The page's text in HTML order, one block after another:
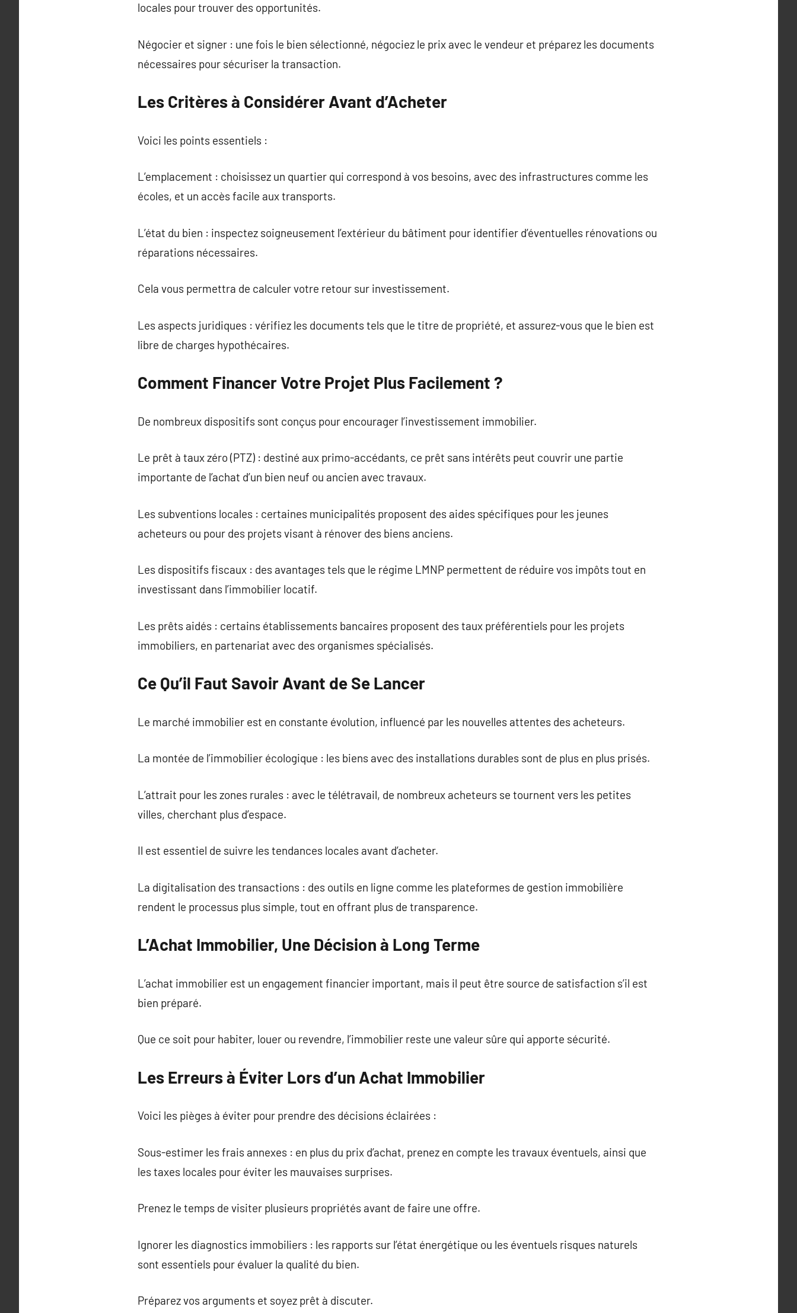
locales pour trouver des opportunités.
Négocier et signer : une fois le bien sélectionné, négociez le prix avec le vendeur et préparez les documents
nécessaires pour sécuriser la transaction.
Les Critères à Considérer Avant d’Acheter
Voici les points essentiels :
L’emplacement : choisissez un quartier qui correspond à vos besoins, avec des infrastructures comme les
écoles, et un accès facile aux transports.
L’état du bien : inspectez soigneusement l’extérieur du bâtiment pour identifier d’éventuelles rénovations ou
réparations nécessaires.
Cela vous permettra de calculer votre retour sur investissement.
Les aspects juridiques : vérifiez les documents tels que le titre de propriété, et assurez-vous que le bien est
libre de charges hypothécaires.
Comment Financer Votre Projet Plus Facilement ?
De nombreux dispositifs sont conçus pour encourager l’investissement immobilier.
Le prêt à taux zéro (PTZ) : destiné aux primo-accédants, ce prêt sans intérêts peut couvrir une partie
importante de l’achat d’un bien neuf ou ancien avec travaux.
Les subventions locales : certaines municipalités proposent des aides spécifiques pour les jeunes
acheteurs ou pour des projets visant à rénover des biens anciens.
Les dispositifs fiscaux : des avantages tels que le régime LMNP permettent de réduire vos impôts tout en
investissant dans l’immobilier locatif.
Les prêts aidés : certains établissements bancaires proposent des taux préférentiels pour les projets
immobiliers, en partenariat avec des organismes spécialisés.
Ce Qu’il Faut Savoir Avant de Se Lancer
Le marché immobilier est en constante évolution, influencé par les nouvelles attentes des acheteurs.
La montée de l’immobilier écologique : les biens avec des installations durables sont de plus en plus prisés.
L’attrait pour les zones rurales : avec le télétravail, de nombreux acheteurs se tournent vers les petites
villes, cherchant plus d’espace.
Il est essentiel de suivre les tendances locales avant d’acheter.
La digitalisation des transactions : des outils en ligne comme les plateformes de gestion immobilière
rendent le processus plus simple, tout en offrant plus de transparence.
L’Achat Immobilier, Une Décision à Long Terme
L’achat immobilier est un engagement financier important, mais il peut être source de satisfaction s’il est
bien préparé.
Que ce soit pour habiter, louer ou revendre, l’immobilier reste une valeur sûre qui apporte sécurité.
Les Erreurs à Éviter Lors d’un Achat Immobilier
Voici les pièges à éviter pour prendre des décisions éclairées :
Sous-estimer les frais annexes : en plus du prix d’achat, prenez en compte les travaux éventuels, ainsi que
les taxes locales pour éviter les mauvaises surprises.
Prenez le temps de visiter plusieurs propriétés avant de faire une offre.
Ignorer les diagnostics immobiliers : les rapports sur l’état énergétique ou les éventuels risques naturels
sont essentiels pour évaluer la qualité du bien.
Préparez vos arguments et soyez prêt à discuter.